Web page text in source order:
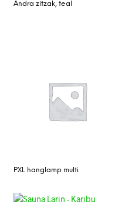
Andra zitzak, teal
PXL hanglamp multi